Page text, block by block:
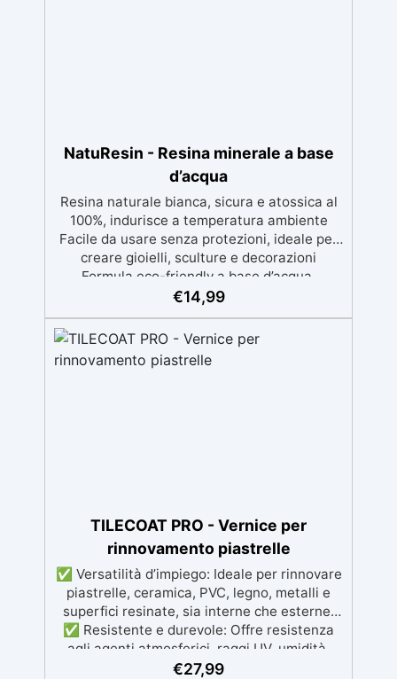
NatuResin - Resina minerale a base
d’acqua
Resina naturale bianca, sicura e atossica al
100%, indurisce a temperatura ambiente
Facile da usare senza protezioni, ideale per
creare gioielli, sculture e decorazioni
Formula eco-friendly a base d’acqua,
alternativa sicura alle resine tradizionali
utilizzo in casa senza rischi Multiuso e
versatile, pronta in soli 30 minuti per
creazioni rapide e personalizzabili.
€14,99
TILECOAT PRO - Vernice per
rinnovamento piastrelle
✅ Versatilità d’impiego: Ideale per rinnovare
piastrelle, ceramica, PVC, legno, metalli e
superfici resinate, sia interne che esterne.
✅ Resistente e durevole: Offre resistenza
agli agenti atmosferici, raggi UV, umidità,
abrasione e detergenti aggressivi. ✅
€27,99